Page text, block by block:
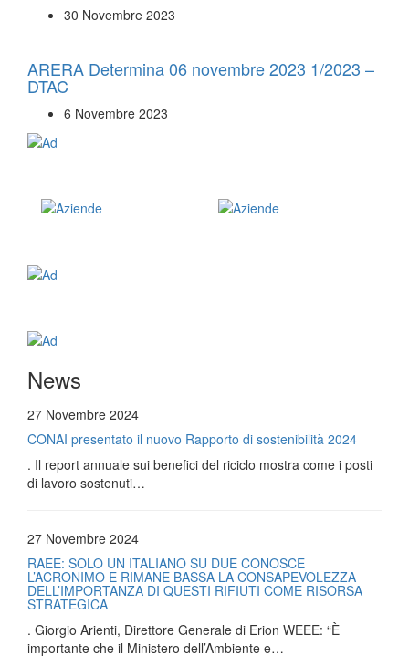
30 Novembre 2023
ARERA Determina 06 novembre 2023 1/2023 –
DTAC
6 Novembre 2023
News
27 Novembre 2024
CONAI presentato il nuovo Rapporto di sostenibilità 2024
. Il report annuale sui benefici del riciclo mostra come i posti
di lavoro sostenuti…
27 Novembre 2024
RAEE: SOLO UN ITALIANO SU DUE CONOSCE
L’ACRONIMO E RIMANE BASSA LA CONSAPEVOLEZZA
DELL’IMPORTANZA DI QUESTI RIFIUTI COME RISORSA
STRATEGICA
. Giorgio Arienti, Direttore Generale di Erion WEEE: “È
importante che il Ministero dell’Ambiente e…